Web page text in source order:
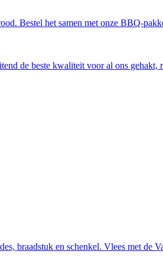
Bestel het samen met onze BBQ-
de beste kwaliteit voor al ons gehakt,
braadstuk en schenkel. Vlees met de